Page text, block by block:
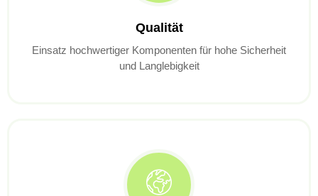
Qualität
Einsatz hochwertiger Komponenten für hohe Sicherheit
und Langlebigkeit